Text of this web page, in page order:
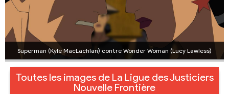
Superman (Kyle MacLachlan) contre Wonder Woman (Lucy Lawless)
Toutes les images de La Ligue des Justiciers
Nouvelle Frontière